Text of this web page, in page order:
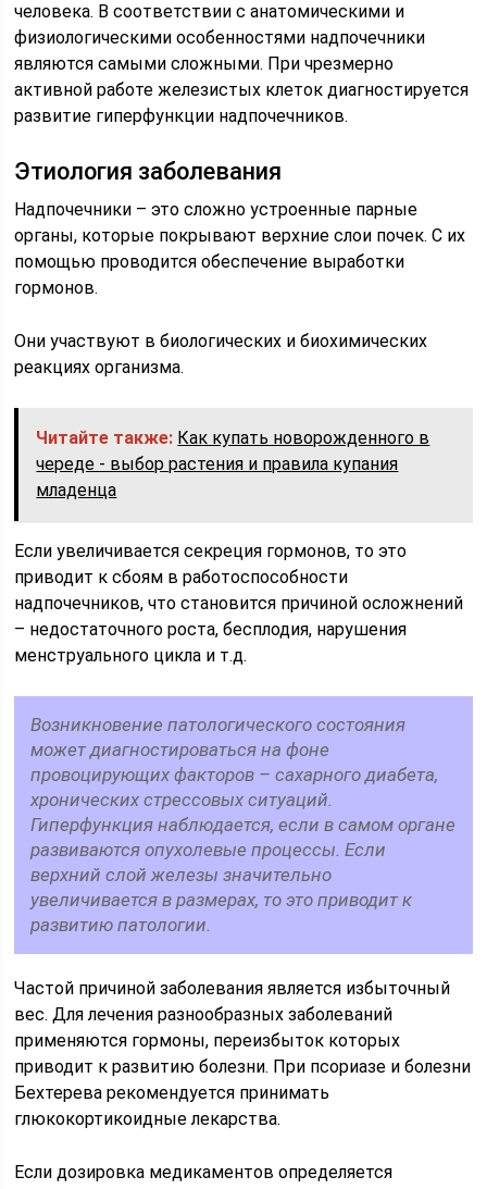
человека. В соответствии с анатомическими и
физиологическими особенностями надпочечники
являются самыми сложными. При чрезмерно
активной работе железистых клеток диагностируется
развитие гиперфункции надпочечников.
Этиология заболевания
Надпочечники – это сложно устроенные парные
органы, которые покрывают верхние слои почек. С их
помощью проводится обеспечение выработки
гормонов.
Они участвуют в биологических и биохимических
реакциях организма.
Читайте также: Как купать новорожденного в
череде - выбор растения и правила купания
младенца
Если увеличивается секреция гормонов, то это
приводит к сбоям в работоспособности
надпочечников, что становится причиной осложнений
– недостаточного роста, бесплодия, нарушения
менструального цикла и т.д.
Возникновение патологического состояния
может диагностироваться на фоне
провоцирующих факторов – сахарного диабета,
хронических стрессовых ситуаций.
Гиперфункция наблюдается, если в самом органе
развиваются опухолевые процессы. Если
верхний слой железы значительно
увеличивается в размерах, то это приводит к
развитию патологии.
Частой причиной заболевания является избыточный
вес. Для лечения разнообразных заболеваний
применяются гормоны, переизбыток которых
приводит к развитию болезни. При псориазе и болезни
Бехтерева рекомендуется принимать
глюкокортикоидные лекарства.
Если дозировка медикаментов определяется